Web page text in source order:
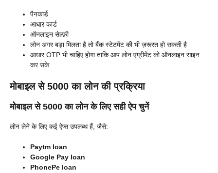
पैनकार्ड
आधार कार्ड
ऑनलाइन सेल्फ़ी
लोन अगर बड़ा मिलता है तो बैंक स्टेटमेंट की भी ज़रूरत हो सकती है
आधार OTP भी चाहिए होगा ताकि आप लोन एग्रीमेंट को ऑनलाइन साइन
कर सके
मोबाइल से 5000 का लोन की प्रक्रिया
मोबाइल से 5000 का लोन के लिए सही ऐप चुनें
लोन लेने के लिए कई ऐप्स उपलब्ध हैं, जैसे:
Paytm loan
Google Pay loan
PhonePe loan